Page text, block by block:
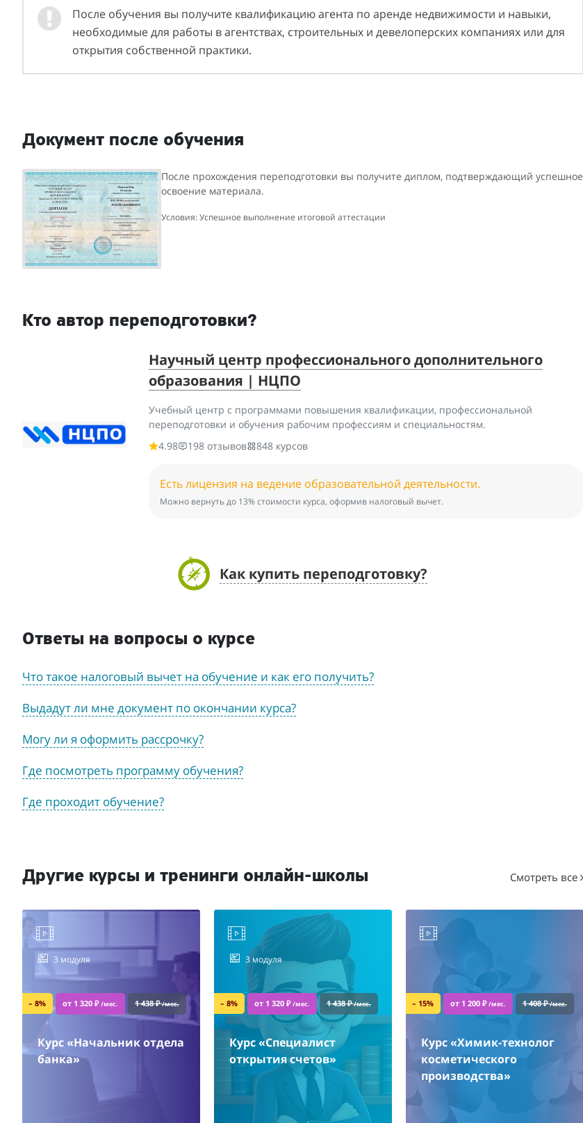
После обучения вы получите квалификацию агента по аренде недвижимости и навыки,
необходимые для работы в агентствах, строительных и девелоперских компаниях или для
открытия собственной практики.
Документ после обучения
После прохождения переподготовки вы получите диплом, подтверждающий успешное
освоение материала.
Условия: Успешное выполнение итоговой аттестации
Кто автор переподготовки?
Научный центр профессионального дополнительного
образования | НЦПО
Учебный центр с программами повышения квалификации, профессиональной
переподготовки и обучения рабочим профессиям и специальностям.
4.98
198 отзывов 848 курсов
Есть лицензия на ведение образовательной деятельности.
Можно вернуть до 13% стоимости курса, оформив налоговый вычет.
Как купить переподготовку?
Ответы на вопросы о курсе
Что такое налоговый вычет на обучение и как его получить?
Выдадут ли мне документ по окончании курса?
Могу ли я оформить рассрочку?
Где посмотреть программу обучения?
Где проходит обучение?
Другие курсы и тренинги онлайн-школы Смотреть все
– 8% от 1 320 ₽/мес. 1 438 ₽/мес.
Курс «Начальник отдела
банка»
3 модуля
– 8% от 1 320 ₽/мес. 1 438 ₽/мес.
Курс «Специалист
открытия счетов»
3 модуля
– 15% от 1 200 ₽/мес. 1 408 ₽/мес.
Курс «Химик-технолог
косметического
производства»